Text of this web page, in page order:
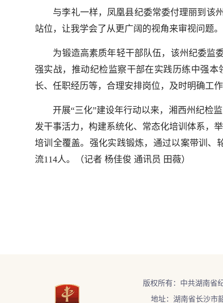
与李礼一样，凤凰县纪委常委付理丽到该州
站位，让我学会了从更广阔的视角来审视问题
为锻造高素质年轻干部队伍，该州纪委监委
强实战，推动纪检监察干部在实践历练中强
长、任职经历等，合理安排岗位，及时明确工
开展“三化”建设年行动以来，湘西州纪检监
发干事活力，构建系统化、常态化培训体系，
培训全覆盖。强化实践锻炼，通过以案带训、
流114人。（记者 杨佳俊 通讯员 田薇）
版权所有：中共湖南省
地址：湖南省长沙市